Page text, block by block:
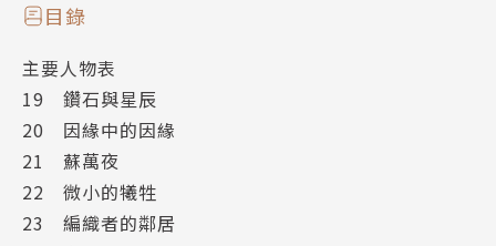
出生於1948年，家鄉是南卡羅萊納州的查爾斯頓市。
他現在與他的妻子共同住在一幢1797年建成的房子
裡。他在四歲的時候開始自學閱讀，期間還有一位十二
歲的兄長不時給予他一些指點。等到他五歲的時候，馬
克．吐溫和懦勒．凡爾納的作品深深地迷住了他。他畢
目錄
主要人物表
19 鑽石與星辰
20 因緣中的因緣
21 蘇萬夜
22 微小的犧牲
23 編織者的鄰居